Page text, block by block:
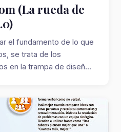
(La rueda de
el fundamento de lo que
se trata de los
en la trampa de diseñ...